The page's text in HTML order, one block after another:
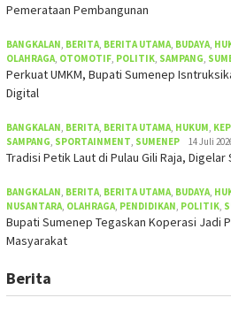
Pemerataan Pembangunan
BANGKALAN, BERITA, BERITA UTAMA, BUDAYA,
OLAHRAGA, OTOMOTIF, POLITIK, SAMPANG,
Perkuat UMKM, Bupati Sumenep
Digital
BANGKALAN, BERITA, BERITA UTAMA, HUKUM,
SAMPANG, SPORTAINMENT, SUMENEP 14 Juli
Tradisi Petik Laut di Pulau Gili Raja, Digelar
BANGKALAN, BERITA, BERITA UTAMA, BUDAYA,
NUSANTARA, OLAHRAGA, PENDIDIKAN, POLITIK,
Bupati Sumenep Tegaskan Koperasi Jadi
Masyarakat
Berita